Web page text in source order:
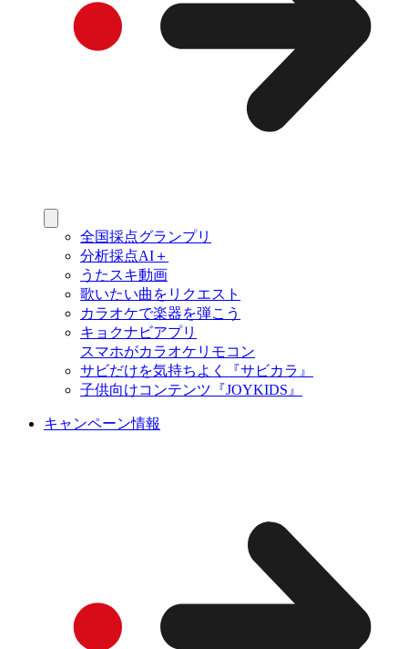
全国採点グランプリ
分析採点AI＋
うたスキ動画
歌いたい曲をリクエスト
カラオケで楽器を弾こう
キョクナビアプリ
スマホがカラオケリモコン
サビだけを気持ちよく『サビカラ』
子供向けコンテンツ『JOYKIDS』
キャンペーン情報